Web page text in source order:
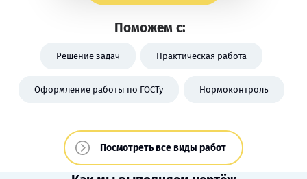
Поможем с:
Решение задач Практическая работа
Оформление работы по ГОСТу Нормоконтроль
Посмотреть все виды работ